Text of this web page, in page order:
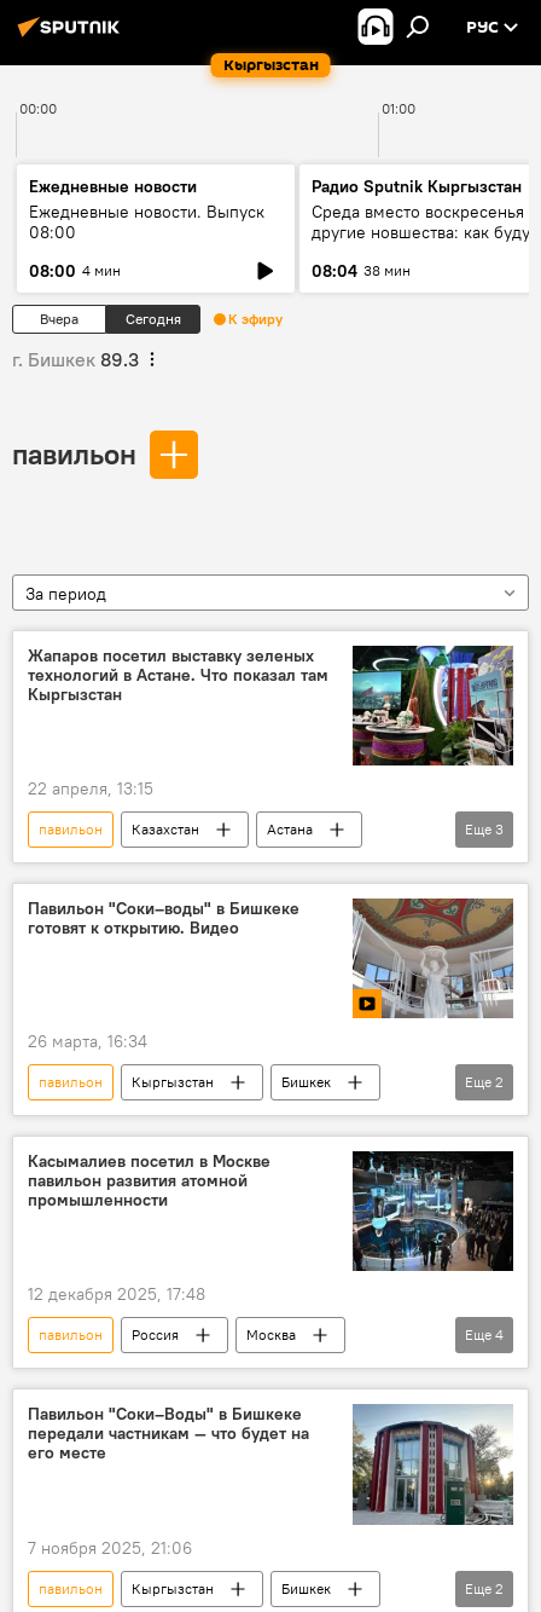
Кыргызстан
РУС
00:00 01:00
Ежедневные новости
Ежедневные новости. Выпуск
08:00
08:00 4 мин
Радио Sputnik Кыргызстан
Среда вместо воскресенья и
другие новшества: как будут
08:04 38 мин
Вчера Сегодня К эфиру
г. Бишкек 89.3
павильон
За период
Жапаров посетил выставку зеленых
технологий в Астане. Что показал там
Кыргызстан
22 апреля, 13:15
павильон Казахстан
Астана
выставка
Садыр Жапаров
Касым-Жомарт Токаев
Еще 3
Павильон "Соки–воды" в Бишкеке
готовят к открытию. Видео
26 марта, 16:34
павильон Кыргызстан
Бишкек
реконструкция
видео
Еще 2
Касымалиев посетил в Москве
павильон развития атомной
промышленности
12 декабря 2025, 17:48
павильон Россия
Москва
Адылбек Касымалиев
рабочий визит
атом
промышленность
Еще 4
Павильон "Соки–Воды" в Бишкеке
передали частникам — что будет на
его месте
7 ноября 2025, 21:06
павильон Кыргызстан
Бишкек
Еще 2